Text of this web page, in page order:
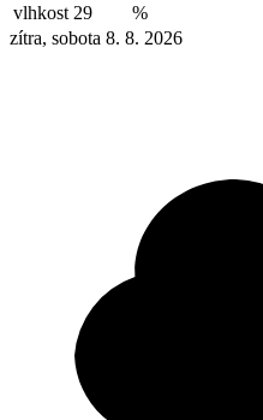
vlhkost 29
%
zítra, sobota 8. 8. 2026